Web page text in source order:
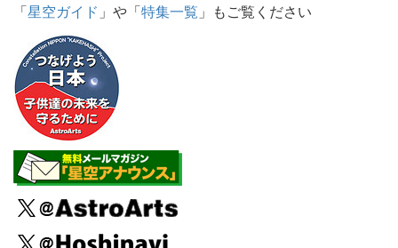
「星空ガイド 」や「特集一覧 」もご覧ください